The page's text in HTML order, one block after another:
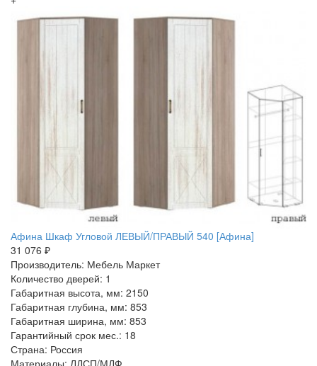
Афина Шкаф Угловой ЛЕВЫЙ/ПРАВЫЙ 540 [Афина]
31 076 ₽
Производитель: Мебель Маркет
Количество дверей: 1
Габаритная высота, мм: 2150
Габаритная глубина, мм: 853
Габаритная ширина, мм: 853
Гарантийный срок мес.: 18
Страна: Россия
Материалы: ЛДСП/МДФ